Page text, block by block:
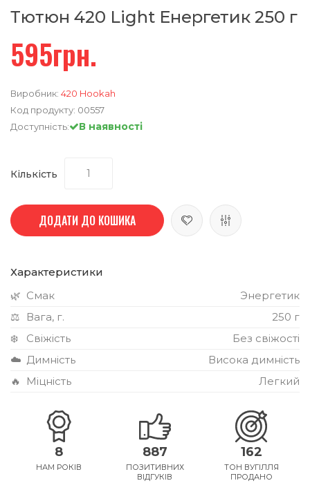
Тютюн 420 Light Енергетик 250 г
595грн.
Виробник: 420 Hookah
Код продукту: 00557
Доступність:
В наявності
Кількість
ДОДАТИ ДО КОШИКА
Характеристики
🌿 Смак
Энергетик
⚖️
Вага, г.
250 г
❄️
Свіжість
Без свіжості
☁️ Димність
Висока димність
🔥
Міцність Легкий
8
НАМ РОКІВ
887
ПОЗИТИВНИХ
ВІДГУКІВ
162
ТОН ВУГІЛЛЯ
ПРОДАНО